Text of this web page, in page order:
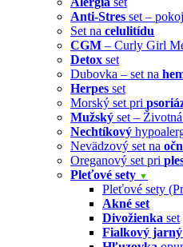
Anti-Stres set –
Set na celulitídu
CGM – Curly Girl
Detox set
Dubovka – set na
Herpes set
Morský set pri
Mužský set –
Nechtíkový
Nevädzový set na
Oreganový set pri
Pleťové sety ▼
Pleťové sety
Akné set
Divožienka set
Fialkový